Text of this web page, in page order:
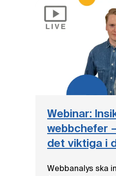
Webinar:
webbchefer
det viktiga i
Webbanalys ska